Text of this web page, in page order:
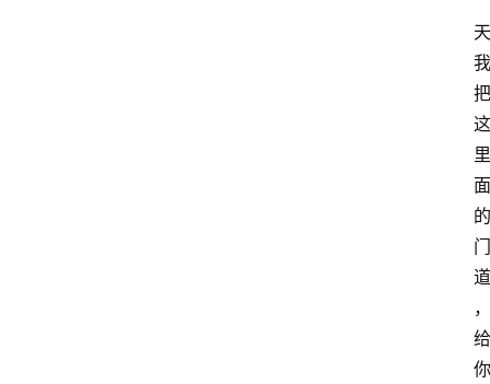
天
我
把
这
里
面
的
门
道
，
给
你